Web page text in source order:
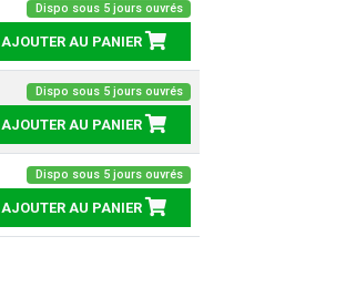
Dispo sous 5 jours ouvrés
AJOUTER AU PANIER
Dispo sous 5 jours ouvrés
AJOUTER AU PANIER
Dispo sous 5 jours ouvrés
AJOUTER AU PANIER